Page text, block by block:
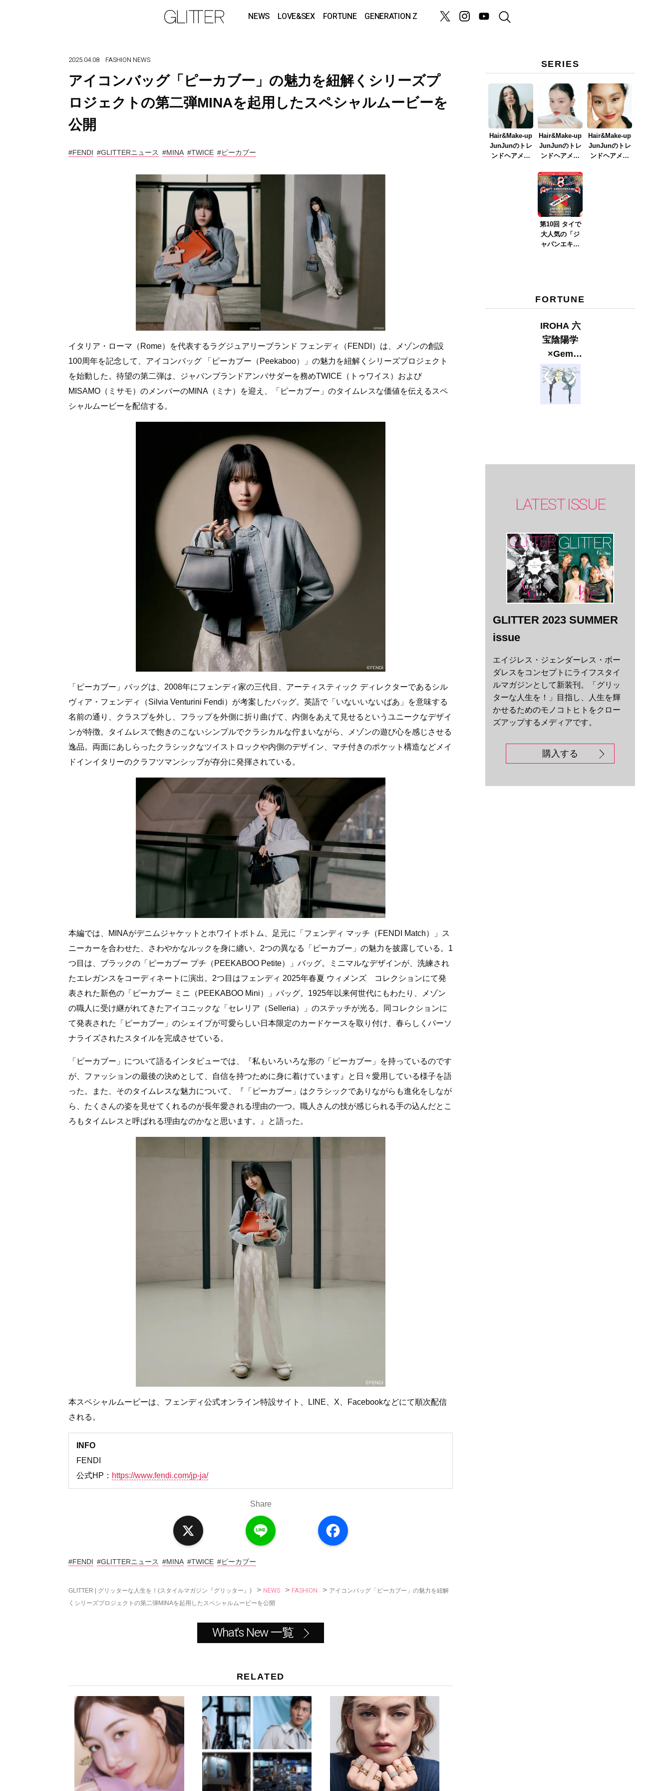
NEWS LOVE&SEX FORTUNE GENERATION Z
2025.04.08 FASHION NEWS
アイコンバッグ「ピーカブー」の魅力を紐解くシリーズプ
ロジェクトの第二弾MINAを起用したスペシャルムービーを
公開
#FENDI #GLITTERニュース #MINA #TWICE #ピーカブー
イタリア・ローマ（Rome）を代表するラグジュアリーブランド フェンディ（FENDI）は、メゾンの創設
100周年を記念して、アイコンバッグ 「ピーカブー（Peekaboo）」の魅力を紐解くシリーズプロジェクト
を始動した。待望の第二弾は、ジャパンブランドアンバサダーを務めTWICE（トゥワイス）および
MISAMO（ミサモ）のメンバーのMINA（ミナ）を迎え、「ピーカブー」のタイムレスな価値を伝えるスペ
シャルムービーを配信する。
「ピーカブー」バッグは、2008年にフェンディ家の三代目、アーティスティック ディレクターであるシル
ヴィア・フェンディ（Silvia Venturini Fendi）が考案したバッグ。英語で「いないいないばあ」を意味する
名前の通り、クラスプを外し、フラップを外側に折り曲げて、内側をあえて見せるというユニークなデザイ
ンが特徴。タイムレスで飽きのこないシンプルでクラシカルな佇まいながら、メゾンの遊び心を感じさせる
逸品。両面にあしらったクラシックなツイストロックや内側のデザイン、マチ付きのポケット構造などメイ
ドインイタリーのクラフツマンシップが存分に発揮されている。
本編では、MINAがデニムジャケットとホワイトボトム、足元に「フェンディ マッチ（FENDI Match）」ス
ニーカーを合わせた、さわやかなルックを身に纏い、2つの異なる「ピーカブー」の魅力を披露している。1
つ目は、ブラックの「ピーカブー プチ（PEEKABOO Petite）」バッグ。ミニマルなデザインが、洗練され
たエレガンスをコーディネートに演出。2つ目はフェンディ 2025年春夏 ウィメンズ コレクションにて発
表された新色の「ピーカブー ミニ（PEEKABOO Mini）」バッグ。1925年以来何世代にもわたり、メゾン
の職人に受け継がれてきたアイコニックな「セレリア（Selleria）」のステッチが光る。同コレクションに
て発表された「ピーカブー」のシェイプが可愛らしい日本限定のカードケースを取り付け、春らしくパーソ
ナライズされたスタイルを完成させている。
「ピーカブー」について語るインタビューでは、『私もいろいろな形の「ピーカブー」を持っているのです
が、ファッションの最後の決めとして、自信を持つために身に着けています』と日々愛用している様子を語
った。また、そのタイムレスな魅力について、『「ピーカブー」はクラシックでありながらも進化をしなが
ら、たくさんの姿を見せてくれるのが長年愛される理由の一つ。職人さんの技が感じられる手の込んだとこ
ろもタイムレスと呼ばれる理由なのかなと思います。』と語った。
本スペシャルムービーは、フェンディ公式オンライン特設サイト、LINE、X、Facebookなどにて順次配信
される。
INFO
FENDI
公式HP： https://www.fendi.com/jp-ja/
Share
#FENDI #GLITTERニュース #MINA #TWICE #ピーカブー
GLITTER | グリッターな人生を！(スタイルマガジン『グリッター』) > NEWS > FASHION > アイコンバッグ「ピーカブー」の魅力を紐解
くシリーズプロジェクトの第二弾MINAを起用したスペシャルムービーを公開
What's New 一覧
RELATED
SERIES
Hair&Make-up
JunJunのトレ
ンドヘアメイ
Hair&Make-up
JunJunのトレ
ンドヘアメイ
イク
ver.2023』
Hair&Make-up
JunJunのトレ
ンドヘアメイ
第10回 タイで
大人気の「ジ
ャパンエキス
FORTUNE
IROHA 六
宝陰陽学
×Gem
Muse
【GLITTER
2023
LATEST ISSUE
GLITTER 2023 SUMMER
issue
エイジレス・ジェンダーレス・ボー
ダレスをコンセプトにライフスタイ
ルマガジンとして新装刊。「グリッ
ターな人生を！」目指し、人生を輝
かせるためのモノコトヒトをクロー
ズアップするメディアです。
購入する